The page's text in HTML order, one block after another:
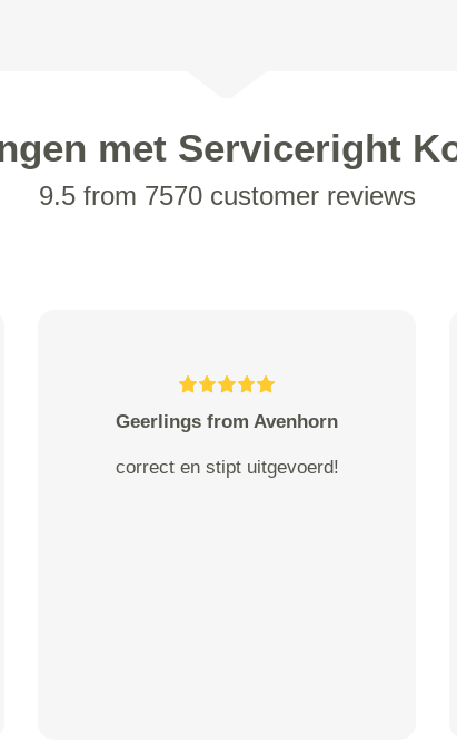
met Serviceright
9.5 from 7570 customer reviews
Geerlings from Avenhorn
correct en stipt uitgevoerd!